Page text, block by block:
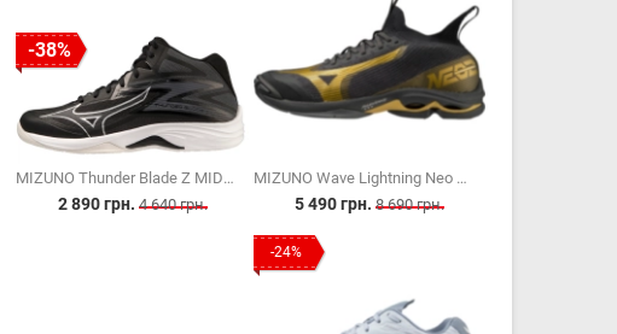
-38%
MIZUNO Thunder Blade Z MID (V1GA237552)
2 890 грн. 4 640 грн.
MIZUNO Wave Lightning Neo 2 (V1GA220241)
5 490 грн. 8 690 грн.
-24%